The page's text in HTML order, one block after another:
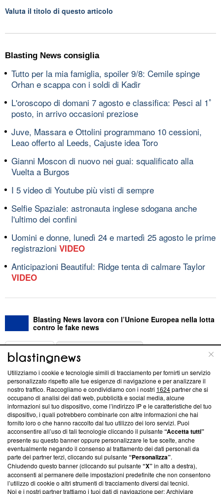
Valuta il titolo di questo articolo
Blasting News consiglia
Tutto per la mia famiglia, spoiler 9/8: Cemile spinge
Orhan e scappa con i soldi di Kadir
L'oroscopo di domani 7 agosto e classifica: Pesci al 1ﾟ
posto, in arrivo occasioni preziose
Juve, Massara e Ottolini programmano 10 cessioni,
Leao offerto al Leeds, Cajuste idea Toro
Gianni Moscon di nuovo nei guai: squalificato alla
Vuelta a Burgos
I 5 video di Youtube più visti di sempre
Selfie Spaziale: astronauta inglese sdogana anche
l'ultimo dei confini
Uomini e donne, lunedì 24 e martedì 25 agosto le prime
registrazioni VIDEO
Anticipazioni Beautiful: Ridge tenta di calmare Taylor
VIDEO
Blasting News lavora con l’Unione Europea nella lotta
contro le fake news
ABOUT
Questa sezione offre informazioni trasparenti su Blasting
News, sui nostri processi editoriali e su come ci impegniamo a
creare news di qualità. Inoltre, afferma la nostra aderenza a
‘Trust Project - News with Integrity’Blasting News non è
ancora membro del programma, ma ha richiesto di farne
parte; Trust Project non ha ancora effettuato una verifica di
conformità agli standard.
Su di noi
Team editoriale
Utilizziamo i cookie e tecnologie simili di tracciamento per fornirti un servizio
personalizzato rispetto alle tue esigenze di navigazione e per analizzare il
nostro traffico. Raccogliamo e condividiamo con i nostri 1624partner che si
occupano di analisi dei dati web, pubblicità e social media, alcune
informazioni sul tuo dispositivo, come l’indirizzo IP e le caratteristiche del tuo
dispositivo, i quali potrebbero combinarle con altre informazioni che hai
fornito loro o che hanno raccolto dal tuo utilizzo dei loro servizi. Puoi
acconsentire all’uso di tali tecnologie cliccando il pulsante“Accetta tutti”
presente su questo banner oppure personalizzare le tue scelte, anche
eventualmente negando il consenso al trattamento dei dati personali da
parte dei partner terzi, cliccando sul pulsante“Personalizza”.
Chiudendo questo banner (cliccando sul pulsante“X”in alto a destra),
acconsenti al permanere delle impostazioni predefinite che non consentono
l’utilizzo di cookie o altri strumenti di tracciamento diversi dai tecnici.
Noi e i nostri partner trattiamo i tuoi dati di navigazione per: Archiviare